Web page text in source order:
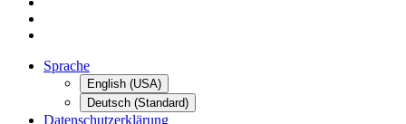
Sprache
English (USA)
Deutsch (Standard)
Datenschutzerklärung